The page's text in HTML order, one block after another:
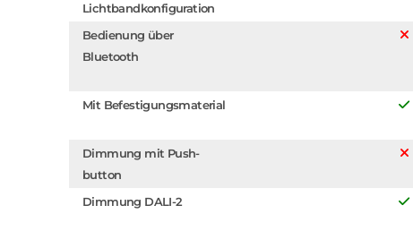
Lichtbandkonfiguration
Bedienung über
Bluetooth
Mit Befestigungsmaterial
Dimmung mit Push-
button
Dimmung DALI-2